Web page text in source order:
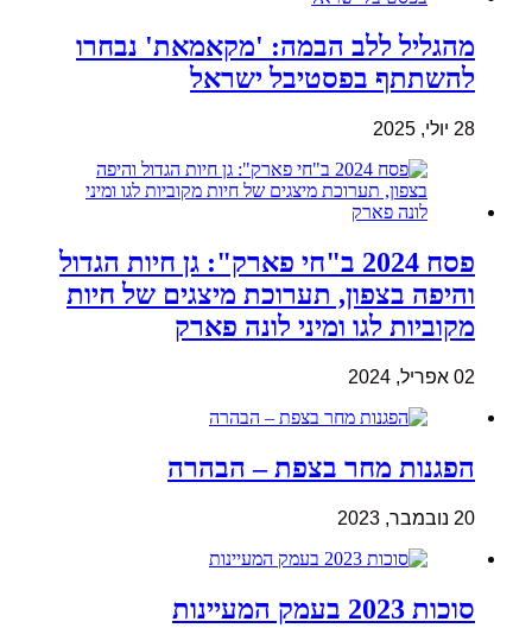
מהגליל ללב הבמה: 'מקאמאת' נבחרו
להשתתף בפסטיבל ישראל
28 יולי, 2025
פסח 2024 ב"חי פארק": גן חיות הגדול
והיפה בצפון, תערוכת מיצגים של חיות
מקוביות לגו ומיני לונה פארק
02 אפריל, 2024
הפגנות מחר בצפת – הבהרה
20 נובמבר, 2023
סוכות 2023 בעמק המעיינות